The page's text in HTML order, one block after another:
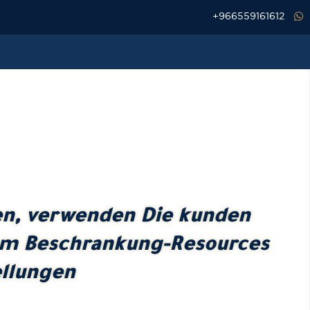
تخطي
إلى
966559161612+
verwenden Die kunden
Beschrankung-Resources